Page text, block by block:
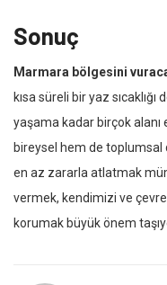
Sonuç
Marmara bölgesini
kısa süreli bir yaz
yaşama kadar birçok alanı
bireysel hem de toplumsal
en az zararla atlatmak
vermek, kendimizi ve
korumak büyük önem